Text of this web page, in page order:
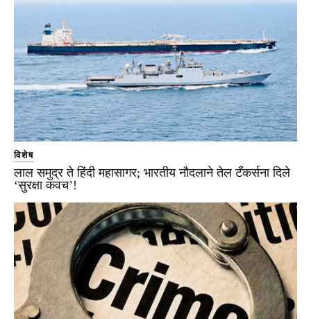
विशेष
लाल समुद्र ते हिंदी महासागर; भारतीय नौदलाने तेल टँकर्सना दिले
‘सुरक्षा कवच’!